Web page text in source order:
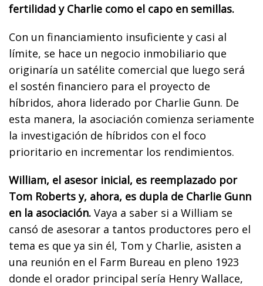
fertilidad y Charlie como el capo en semillas.
Con un financiamiento insuficiente y casi al
límite, se hace un negocio inmobiliario que
originaría un satélite comercial que luego será
el sostén financiero para el proyecto de
híbridos, ahora liderado por Charlie Gunn. De
esta manera, la asociación comienza seriamente
la investigación de híbridos con el foco
prioritario en incrementar los rendimientos.
William, el asesor inicial, es reemplazado por
Tom Roberts y, ahora, es dupla de Charlie Gunn
en la asociación. Vaya a saber si a William se
cansó de asesorar a tantos productores pero el
tema es que ya sin él, Tom y Charlie, asisten a
una reunión en el Farm Bureau en pleno 1923
donde el orador principal sería Henry Wallace,